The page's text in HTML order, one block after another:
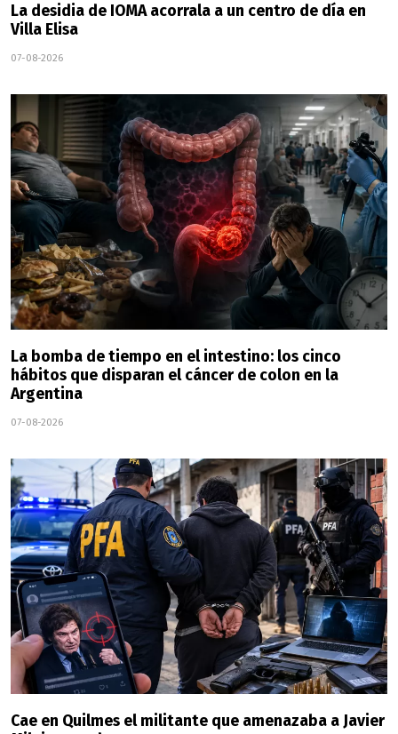
La desidia de IOMA acorrala a un centro de día en
Villa Elisa
07-08-2026
La bomba de tiempo en el intestino: los cinco
hábitos que disparan el cáncer de colon en la
Argentina
07-08-2026
Cae en Quilmes el militante que amenazaba a Javier